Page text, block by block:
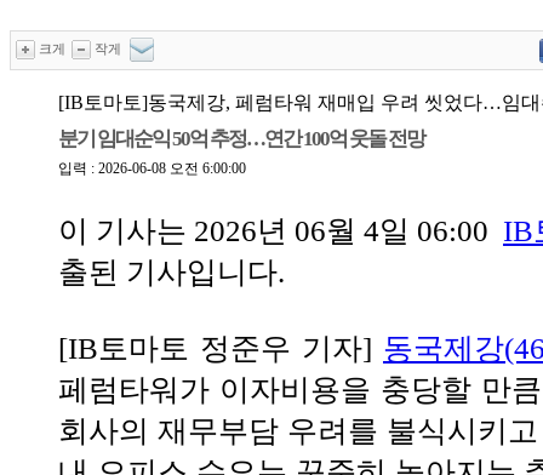
크게 작게
[IB토마토]동국제강, 페럼타워 재매입 우려 씻었다…임
분기 임대순익 50억 추정…연간 100억 웃돌 전망
입력 : 2026-06-08 오전 6:00:00
이 기사는 2026년 06월 4일 06:00 IB
출된 기사입니다.
[IB토마토 정준우 기자] 동국제강
페럼타워가 이자비용을 충당할 만
회사의 재무부담 우려를 불식시키